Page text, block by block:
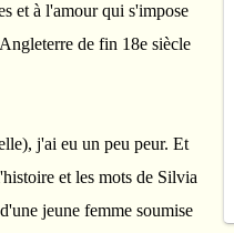
et à l'amour qui s'impose
de fin 18e siècle
j'ai eu un peu peur. Et
et les mots de Silvia
jeune femme soumise